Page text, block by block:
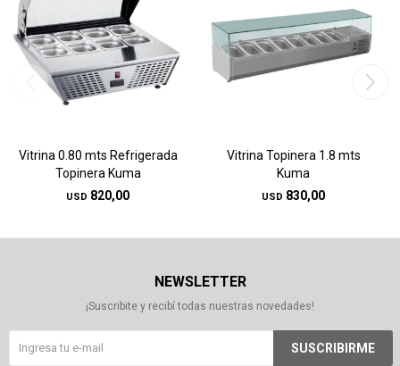
Vitrina 0.80 mts Refrigerada
Topinera Kuma
USD 820,00
Vitrina Topinera 1.8 mts
Kuma
USD 830,00
NEWSLETTER
¡Suscribite y recibí todas nuestras novedades!
SUSCRIBIRME